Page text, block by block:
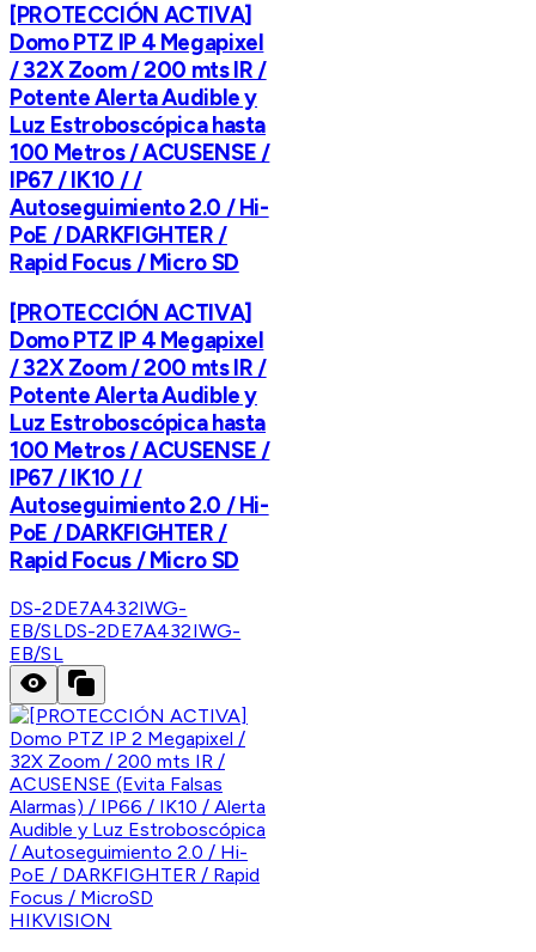
[PROTECCIÓN ACTIVA]
Domo PTZ IP 4 Megapixel
/ 32X Zoom / 200 mts IR /
Potente Alerta Audible y
Luz Estroboscópica hasta
100 Metros / ACUSENSE /
IP67 / IK10 / /
Autoseguimiento 2.0 / Hi-
PoE / DARKFIGHTER /
Rapid Focus / Micro SD
[PROTECCIÓN ACTIVA]
Domo PTZ IP 4 Megapixel
/ 32X Zoom / 200 mts IR /
Potente Alerta Audible y
Luz Estroboscópica hasta
100 Metros / ACUSENSE /
IP67 / IK10 / /
Autoseguimiento 2.0 / Hi-
PoE / DARKFIGHTER /
Rapid Focus / Micro SD
DS-2DE7A432IWG-
EB/SLDS-2DE7A432IWG-
EB/SL
HIKVISION